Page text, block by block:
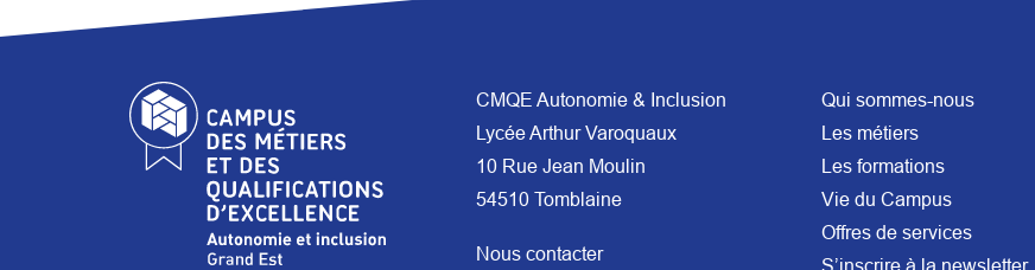
CMQE Autonomie & Inclusion
Lycée Arthur Varoquaux
10 Rue Jean Moulin
54510 Tomblaine
Nous contacter
Qui sommes-nous
Les métiers
Les formations
Vie du Campus
Offres de services
S’inscrire à la newsletter